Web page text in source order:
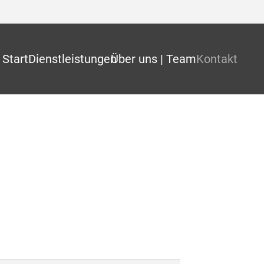
StartDienstleistungenÜber uns | TeamKontakt